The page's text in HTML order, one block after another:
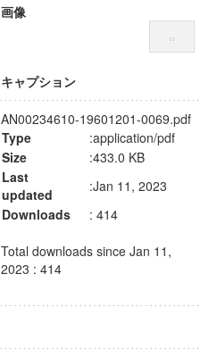
画像
キャプション
AN00234610-19601201-0069.pdf
Type
:application/pdf
Size
:433.0 KB
Last
updated
:Jan 11, 2023
Downloads
: 414
Total downloads since Jan 11,
2023 : 414